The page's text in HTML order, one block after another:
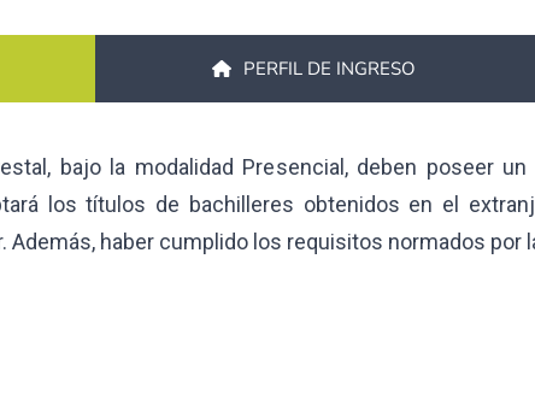
PERFIL DE INGRESO
bajo la modalidad Presencial, deben poseer
los títulos de bachilleres obtenidos en el
Además, haber cumplido los requisitos normados por